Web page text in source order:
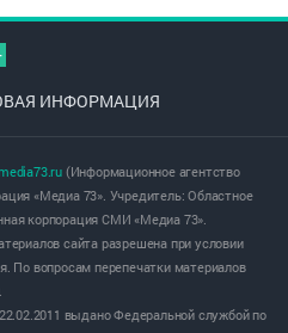
ИНФОРМАЦИЯ
(Информационное агентство
«Медиа 73». Учредитель: Областное
корпорация СМИ «Медиа 73».
сайта разрешена при условии
По вопросам перепечатки материалов
выдано Федеральной службой по